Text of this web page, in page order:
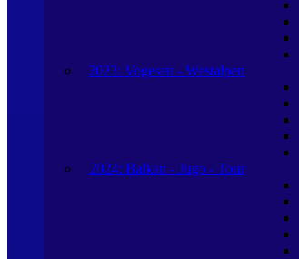
2023: Vogesen - Westalpen
2024: Balkan - Jugo - Tour